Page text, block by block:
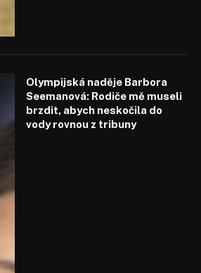
Olympijská naděje Barbora
Seemanová: Rodiče mě museli
brzdit, abych neskočila do
vody rovnou z tribuny